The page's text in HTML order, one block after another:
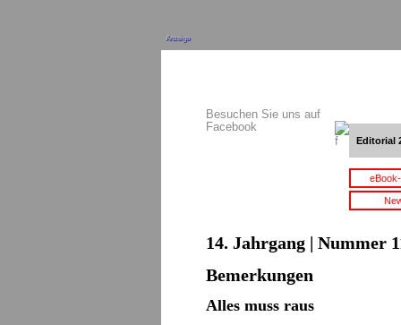
Anzeige
Besuchen Sie uns auf
Facebook
Editorial
14. Jahrgang | Nummer
Bemerkungen
Alles muss raus